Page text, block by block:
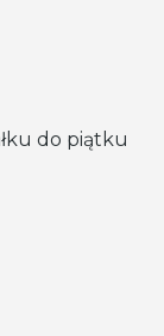
do piątku